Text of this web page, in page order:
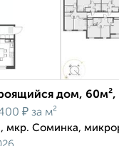
дом,
₽ за м²
мкр. Соминка,